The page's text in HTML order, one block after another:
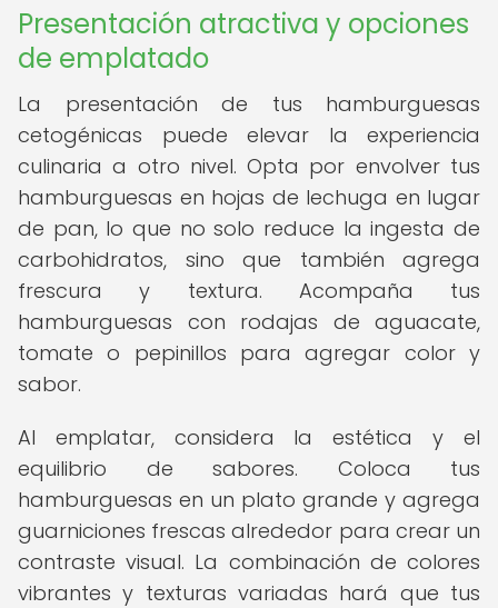
Presentación atractiva y opciones
de emplatado
La presentación de tus hamburguesas
cetogénicas puede elevar la experiencia
culinaria a otro nivel. Opta por envolver tus
hamburguesas en hojas de lechuga en lugar
de pan, lo que no solo reduce la ingesta de
carbohidratos, sino que también agrega
frescura y textura. Acompaña tus
hamburguesas con rodajas de aguacate,
tomate o pepinillos para agregar color y
sabor.
Al emplatar, considera la estética y el
equilibrio de sabores. Coloca tus
hamburguesas en un plato grande y agrega
guarniciones frescas alrededor para crear un
contraste visual. La combinación de colores
vibrantes y texturas variadas hará que tus